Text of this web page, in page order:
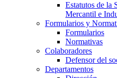
Estatutos de la
Mercantil e
Formularios y
Formularios
Normativas
Colaboradores
Defensor del
Departamentos